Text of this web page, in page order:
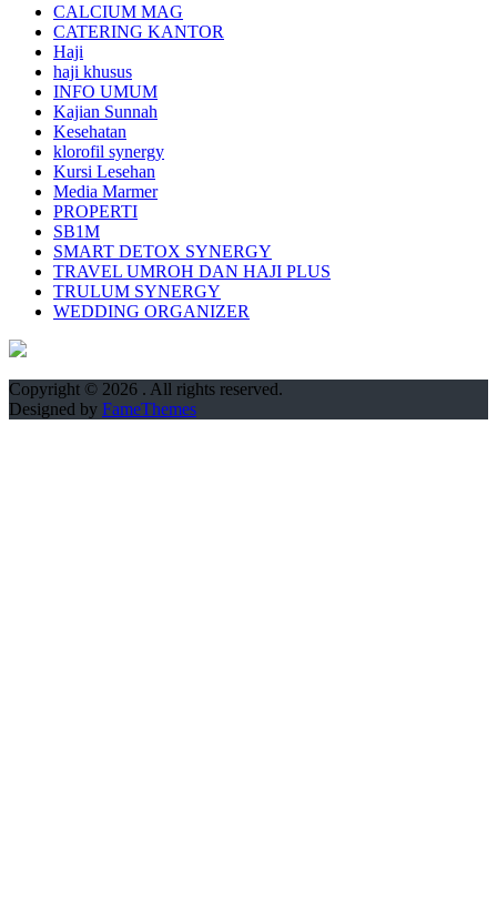
CALCIUM MAG
CATERING KANTOR
Haji
haji khusus
INFO UMUM
Kajian Sunnah
Kesehatan
klorofil synergy
Kursi Lesehan
Media Marmer
PROPERTI
SB1M
SMART DETOX SYNERGY
TRAVEL UMROH DAN HAJI PLUS
TRULUM SYNERGY
WEDDING ORGANIZER
Copyright © 2026 . All rights reserved.
Designed by FameThemes